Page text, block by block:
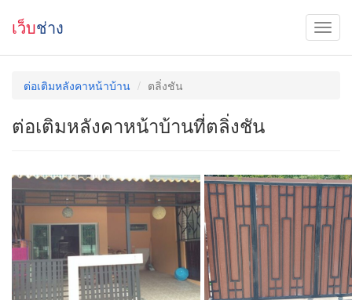
เว็บช่าง
ต่อเติมหลังคาหน้าบ้าน ตลิ่งชัน
ต่อเติมหลังคาหน้าบ้านที่ตลิ่งชัน